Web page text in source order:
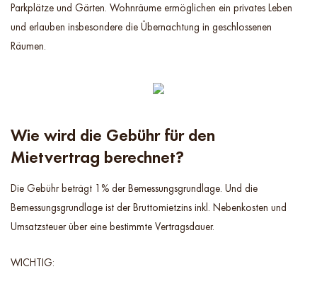
Parkplätze und Gärten. Wohnräume ermöglichen ein privates Leben
und erlauben insbesondere die Übernachtung in geschlossenen
Räumen.
Wie wird die Gebühr für den
Mietvertrag berechnet?
Die Gebühr beträgt 1% der Bemessungsgrundlage. Und die
Bemessungsgrundlage ist der Bruttomietzins inkl. Nebenkosten und
Umsatzsteuer über eine bestimmte Vertragsdauer.
WICHTIG: